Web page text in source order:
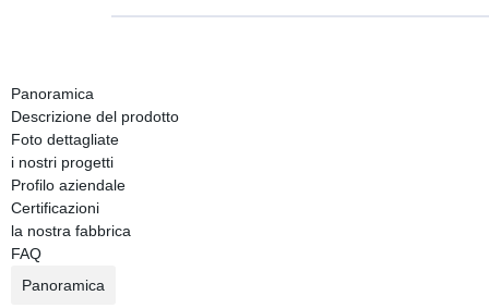
Panoramica
Descrizione del prodotto
Foto dettagliate
i nostri progetti
Profilo aziendale
Certificazioni
la nostra fabbrica
FAQ
Panoramica